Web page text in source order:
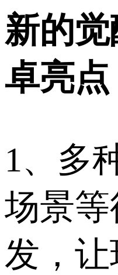
新的
卓亮点
1、多
场景
发，